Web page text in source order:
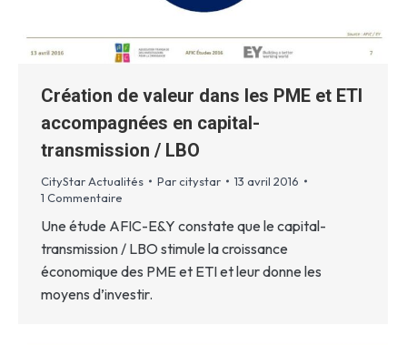
Création de valeur dans les PME et ETI
accompagnées en capital-
transmission / LBO
CityStar Actualités Par citystar
13 avril 2016
1 Commentaire
Une étude AFIC-E&Y constate que le capital-
transmission / LBO stimule la croissance
économique des PME et ETI et leur donne les
moyens d’investir.